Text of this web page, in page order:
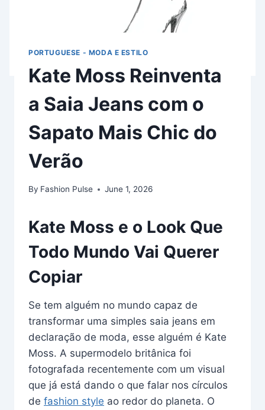
PORTUGUESE - MODA E ESTILO
Kate Moss Reinventa
a Saia Jeans com o
Sapato Mais Chic do
Verão
By Fashion Pulse June 1, 2026
Kate Moss e o Look Que
Todo Mundo Vai Querer
Copiar
Se tem alguém no mundo capaz de
transformar uma simples saia jeans em
declaração de moda, esse alguém é Kate
Moss. A supermodelo britânica foi
fotografada recentemente com um visual
que já está dando o que falar nos círculos
de fashion style ao redor do planeta. O